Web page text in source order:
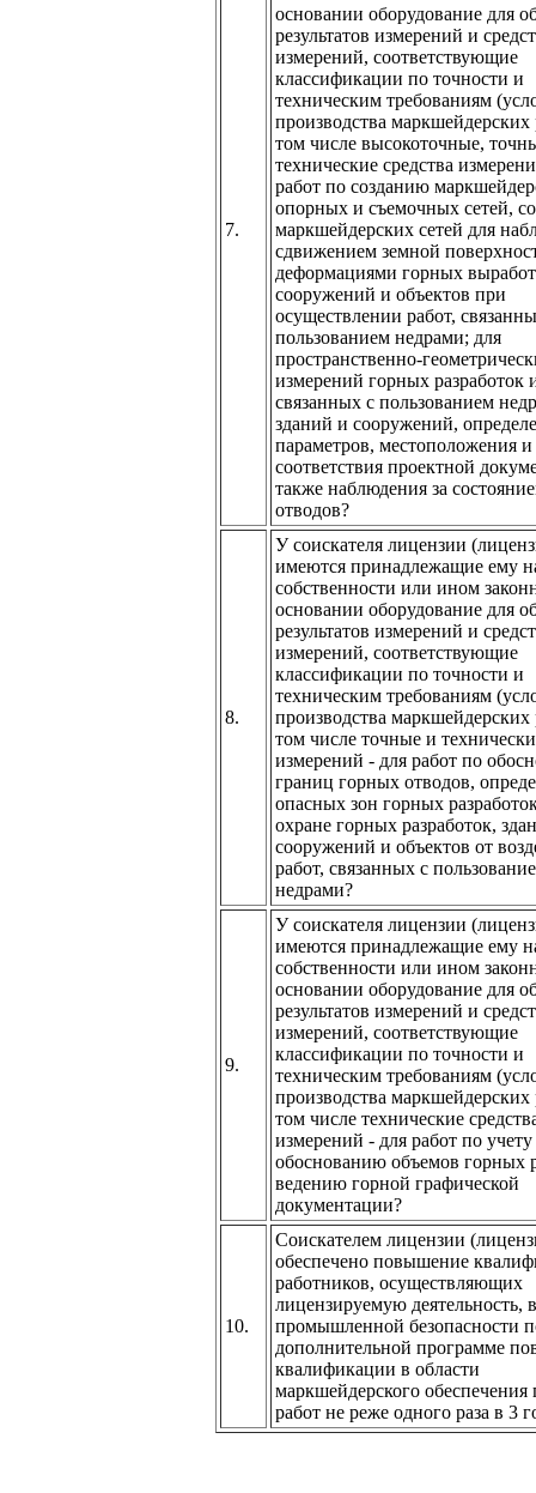
7.
основании оборудование для
результатов измерений и
измерений, соответствующие
классификации по точности и
техническим требованиям
производства маркшейдерских
том числе высокоточные,
технические средства
работ по созданию
опорных и съемочных сетей,
маркшейдерских сетей для
сдвижением земной
деформациями горных
сооружений и объектов при
осуществлении работ,
пользованием недрами; для
пространственно-
измерений горных разработок
связанных с пользованием
зданий и сооружений,
параметров, местоположения и
соответствия проектной
также наблюдения за
отводов?
8.
У соискателя лицензии
имеются принадлежащие ему
собственности или ином
основании оборудование для
результатов измерений и
измерений, соответствующие
классификации по точности и
техническим требованиям
производства маркшейдерских
том числе точные и
измерений - для работ по
границ горных отводов,
опасных зон горных
охране горных разработок,
сооружений и объектов от
работ, связанных с
недрами?
9.
У соискателя лицензии
имеются принадлежащие ему
собственности или ином
основании оборудование для
результатов измерений и
измерений, соответствующие
классификации по точности и
техническим требованиям
производства маркшейдерских
том числе технические
измерений - для работ по
обоснованию объемов горных
ведению горной графической
документации?
10.
Соискателем лицензии
обеспечено повышение
работников, осуществляющих
лицензируемую деятельность,
промышленной безопасности
дополнительной программе
квалификации в области
маркшейдерского обеспечения
работ не реже одного раза в 3